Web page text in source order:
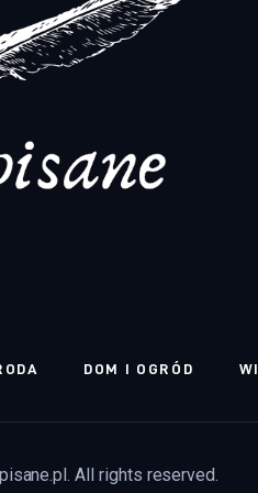
DOM I OGRÓD
All rights reserved.